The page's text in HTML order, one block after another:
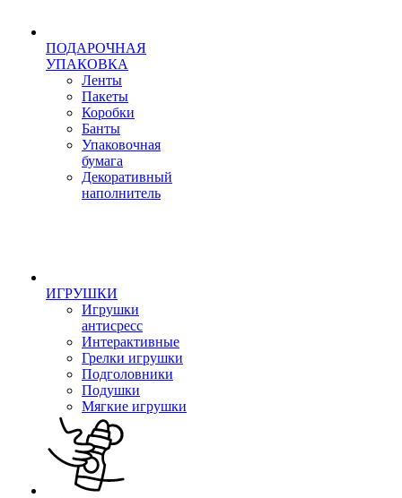
ПОДАРОЧНАЯ
УПАКОВКА
Ленты
Пакеты
Коробки
Банты
Упаковочная
бумага
Декоративный
наполнитель
ИГРУШКИ
Игрушки
антисресс
Интерактивные
Грелки игрушки
Подголовники
Подушки
Мягкие игрушки